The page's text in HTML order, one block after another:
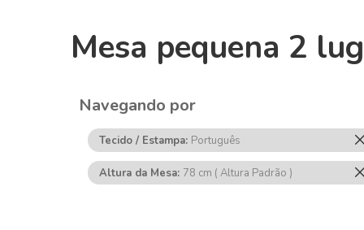
Mesa pequena 2
Navegando por
Tecido / Estampa Português
Altura da Mesa 78 cm ( Altura Padrão )